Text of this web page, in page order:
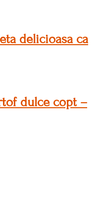
delicioasa ca
dulce copt –